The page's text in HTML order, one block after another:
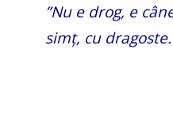
”Nu e drog, e
simț, cu